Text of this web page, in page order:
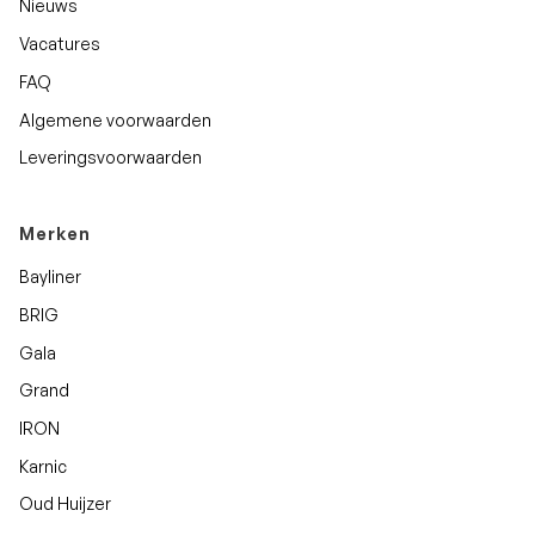
Nieuws
Vacatures
FAQ
Algemene voorwaarden
Leveringsvoorwaarden
Merken
Bayliner
BRIG
Gala
Grand
IRON
Karnic
Oud Huijzer